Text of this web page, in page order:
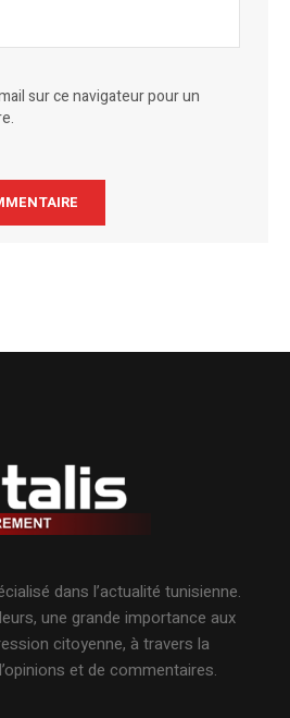
sur ce navigateur pour un
dans l’actualité tunisienne.
une grande importance aux
citoyenne, à travers la
et de commentaires.